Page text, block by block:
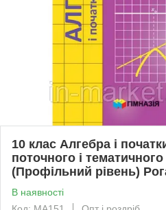
10 клас Алгебра і
поточного і
(Профільний рівень)
В наявності